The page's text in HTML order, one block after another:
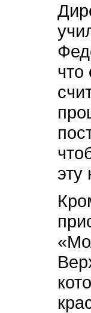
что
эту